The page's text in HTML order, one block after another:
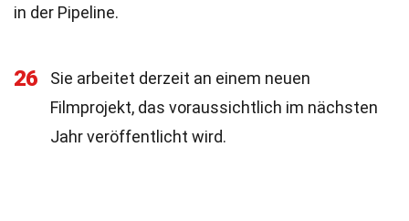
in der Pipeline.
26
Sie arbeitet derzeit an einem neuen
Filmprojekt, das voraussichtlich im nächsten
Jahr veröffentlicht wird.